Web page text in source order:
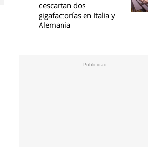
descartan dos
gigafactorías en Italia y
Alemania